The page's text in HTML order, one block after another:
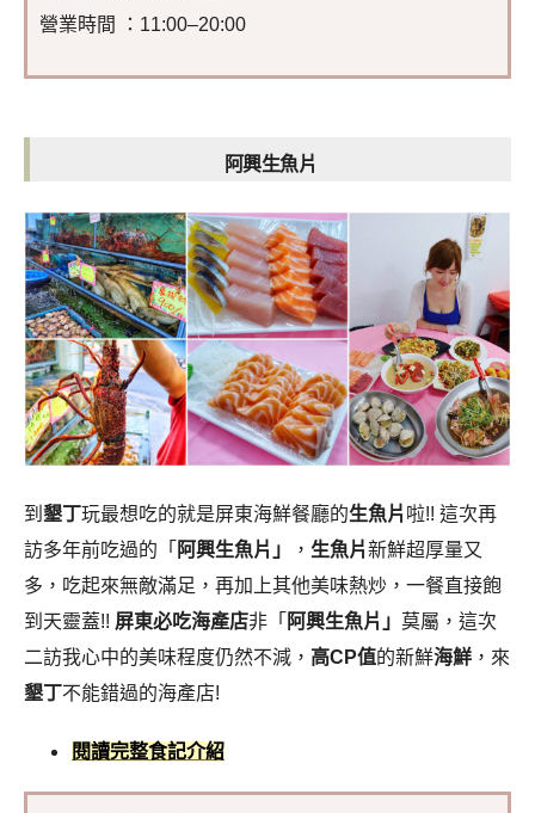
營業時間 ：11:00–20:00
阿興生魚片
到 墾丁玩最想吃的就是屏東海鮮餐廳的生魚片 啦!! 這次再
訪多年前吃過的「 阿興生魚片」 ， 生魚片新鮮超厚量又
多，吃起來無敵滿足，再加上其他美味熱炒，一餐直接飽
到天靈蓋!! 屏東必吃海產店非「 阿興生魚片」 莫屬，這次
二訪我心中的美味程度仍然不減， 高CP值的新鮮海鮮 ，來
墾丁不能錯過的海產店!
閱讀完整食記介紹